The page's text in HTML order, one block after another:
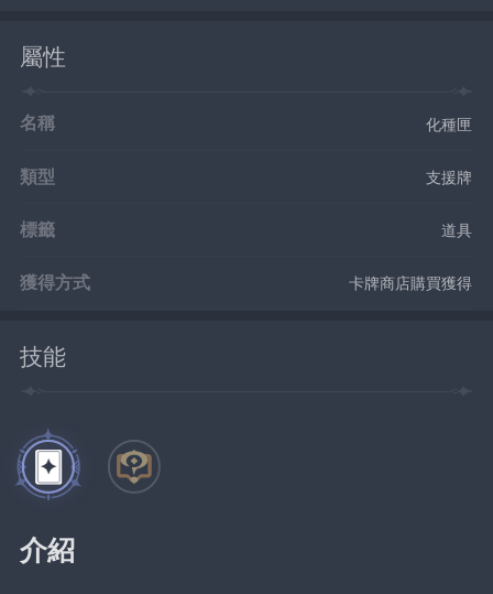
屬性
名稱 化種匣
類型 支援牌
標籤 道具
獲得方式 卡牌商店購買獲得
技能
介紹